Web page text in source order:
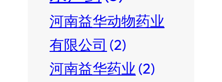
河南益华动物药业
有限公司 (2)
河南益华药业 (2)